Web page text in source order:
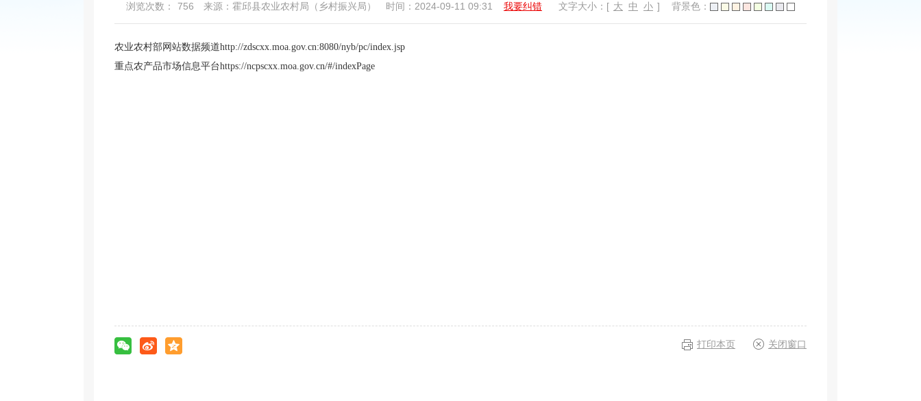
浏览次数： 756 来源：霍邱县农业农村局（乡村振兴局） 时间：2024-09-11 09:31 我要纠错 文字大小：[ 大 中 小 ] 背景色：
农业农村部网站数据频道http://zdscxx.moa.gov.cn:8080/nyb/pc/index.jsp
重点农产品市场信息平台https://ncpscxx.moa.gov.cn/#/indexPage
打印本页 关闭窗口